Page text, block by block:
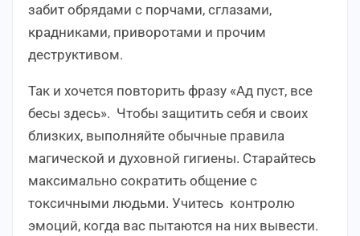
забит обрядами с порчами, сглазами,
крадниками, приворотами и прочим
деструктивом.
Так и хочется повторить фразу «Ад пуст, все
бесы здесь». Чтобы защитить себя и своих
близких, выполняйте обычные правила
магической и духовной гигиены. Старайтесь
максимально сократить общение с
токсичными людьми. Учитесь контролю
эмоций, когда вас пытаются на них вывести.